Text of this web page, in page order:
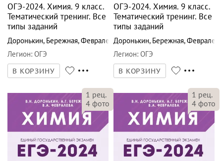
ОГЭ-2024. Химия. 9 класс.
Тематический тренинг. Все
типы заданий
Доронькин, Бережная,Февралева
Легион: ОГЭ
В КОРЗИНУ
ОГЭ-2024. Химия. 9 класс.
Тематический тренинг. Все
типы заданий
Доронькин, Бережная,Февралева
Легион: ОГЭ
В КОРЗИНУ
1 рец.
4 фото
1 рец.
4 фото